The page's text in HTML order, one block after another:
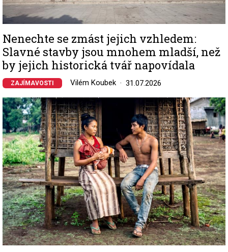
Nenechte se zmást jejich vzhledem:
Slavné stavby jsou mnohem mladší, než
by jejich historická tvář napovídala
ZAJÍMAVOSTI Vilém Koubek 31.07.2026
Image